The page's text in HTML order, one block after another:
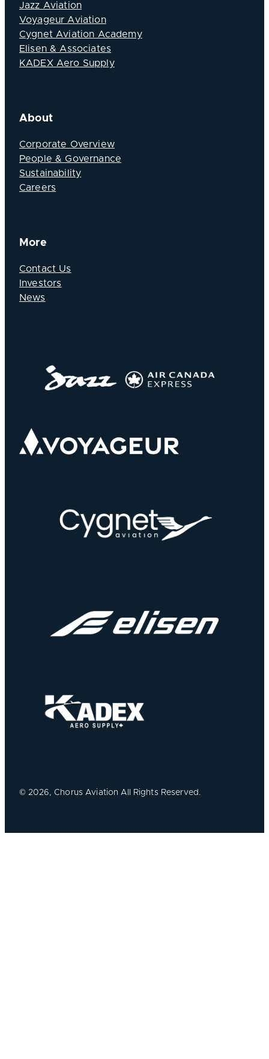
Jazz Aviation
Voyageur Aviation
Cygnet Aviation Academy
Elisen & Associates
KADEX Aero Supply
About
Corporate Overview
People & Governance
Sustainability
Careers
More
Contact Us
Investors
News
© 2026, Chorus Aviation All Rights Reserved.